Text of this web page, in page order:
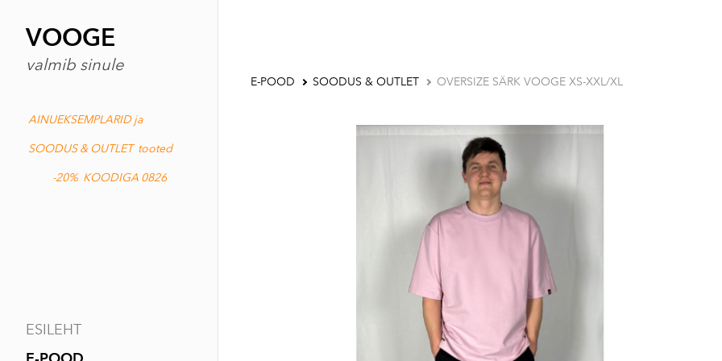
VOOGE
valmib sinule
AINUEKSEMPLARID ja
SOODUS & OUTLET tooted
-20% KOODIGA 0826
ESILEHT
E-POOD SOODUS & OUTLET OVERSIZE SÄRK VOOGE XS-XXL/XL